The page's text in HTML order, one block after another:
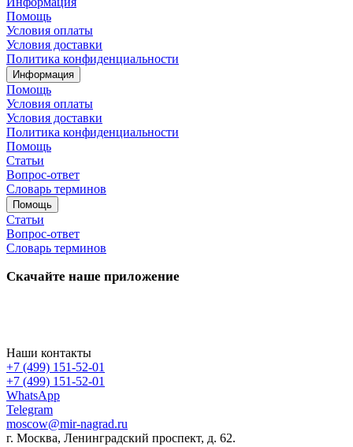
Помощь
Условия оплаты
Условия доставки
Политика конфиденциальности
Информация
Помощь
Условия оплаты
Условия доставки
Политика конфиденциальности
Помощь
Статьи
Вопрос-ответ
Словарь терминов
Помощь
Статьи
Вопрос-ответ
Словарь терминов
Скачайте наше приложение
Наши контакты
+7 (499) 151-52-01
+7 (499) 151-52-01
WhatsApp
Telegram
moscow@mir-nagrad.ru
г. Москва, Ленинградский проспект, д. 62.